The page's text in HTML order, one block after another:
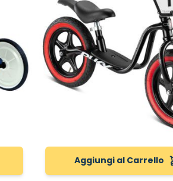
Aggiungi al Carrello